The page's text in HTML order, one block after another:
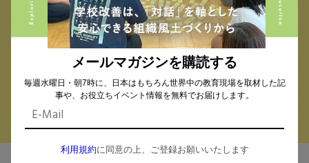
小学校 (293) 中学校 (261) 高校 (293) 一貫校 (65)
特別支援 (11) 大学・専門学校 (17) 保育園・幼稚園 (1)
公立 (347) 私立 (356)
オルタナティブスクール (18) 教育委員会 (4)
メールマガジンを購読する
毎週水曜日・朝7時に、日本はもちろん世界中の教育現場を取材した記
事や、お役立ちイベント情報を無料でお届けします。
利用規約に同意の上、ご登録お願いいたします